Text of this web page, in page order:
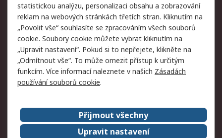
Autorská práva
Obchodní podmínky
společnosti RS
Prohlášení o ochraně
údajů
Zabezpečení
elektronické pošty
Zásady pro soubory
cookie
Zásady ochrany
osobních údajů
Kontakt
O naší společnosti
RS Group
statistickou analýzu, personalizaci obsahu a zobrazování
reklam na webových stránkách třetích stran. Kliknutím na
„Povolit vše“ souhlasíte se zpracováním všech souborů
cookie. Soubory cookie můžete vybrat kliknutím na
„Upravit nastavení“. Pokud si to nepřejete, klikněte na
„Odmítnout vše“. To může omezit přístup k určitým
funkcím. Více informací naleznete v našich Zásadách
používání souborů cookie.
Přijmout všechny
Upravit nastavení